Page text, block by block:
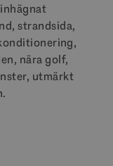
strandsida,
nära golf,
utmärkt